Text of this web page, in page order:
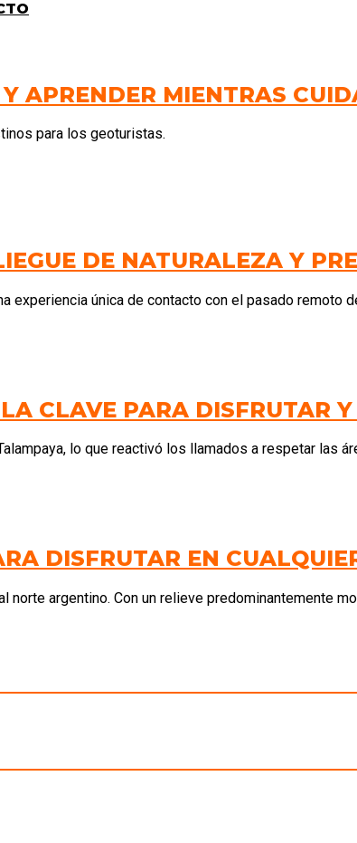
APRENDER MIENTRAS
para los geoturistas.
DE NATURALEZA Y
experiencia única de contacto con el pasado remoto
CLAVE PARA DISFRUTAR
lo que reactivó los llamados a respetar las
DISFRUTAR EN
norte argentino. Con un relieve predominantemente